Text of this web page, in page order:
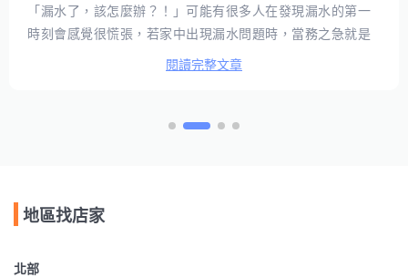
「漏水了，該怎麼辦？！」可能有很多人在發現漏水的第一
時刻會感覺很慌張，若家中出現漏水問題時，當務之急就是
先透過抓漏找出漏水點，再對症下藥，才能有效從根源防堵
這個疑問，因此本篇將針對漏水可能需要的費用進行整理，
閱讀完整文章
地區找店家
北部